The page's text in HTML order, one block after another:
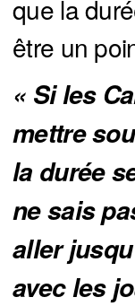
que la
être un
« Si les
mettre
la durée
ne sais
aller
avec les